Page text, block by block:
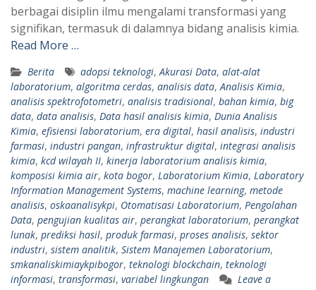
berbagai disiplin ilmu mengalami transformasi yang
signifikan, termasuk di dalamnya bidang analisis kimia.
Read More …
Berita adopsi teknologi, Akurasi Data, alat-alat
laboratorium, algoritma cerdas, analisis data, Analisis Kimia,
analisis spektrofotometri, analisis tradisional, bahan kimia, big
data, data analisis, Data hasil analisis kimia, Dunia Analisis
Kimia, efisiensi laboratorium, era digital, hasil analisis, industri
farmasi, industri pangan, infrastruktur digital, integrasi analisis
kimia, kcd wilayah II, kinerja laboratorium analisis kimia,
komposisi kimia air, kota bogor, Laboratorium Kimia, Laboratory
Information Management Systems, machine learning, metode
analisis, oskaanalisykpi, Otomatisasi Laboratorium, Pengolahan
Data, pengujian kualitas air, perangkat laboratorium, perangkat
lunak, prediksi hasil, produk farmasi, proses analisis, sektor
industri, sistem analitik, Sistem Manajemen Laboratorium,
smkanaliskimiaykpibogor, teknologi blockchain, teknologi
informasi, transformasi, variabel lingkungan
Leave a